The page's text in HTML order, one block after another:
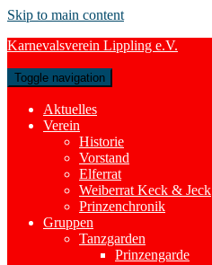
Skip to main content
Karnevalsverein Lippling e.V.
Toggle navigation
Aktuelles
Verein
Historie
Vorstand
Elferrat
Weiberrat Keck & Jeck
Prinzenchronik
Gruppen
Tanzgarden
Prinzengarde